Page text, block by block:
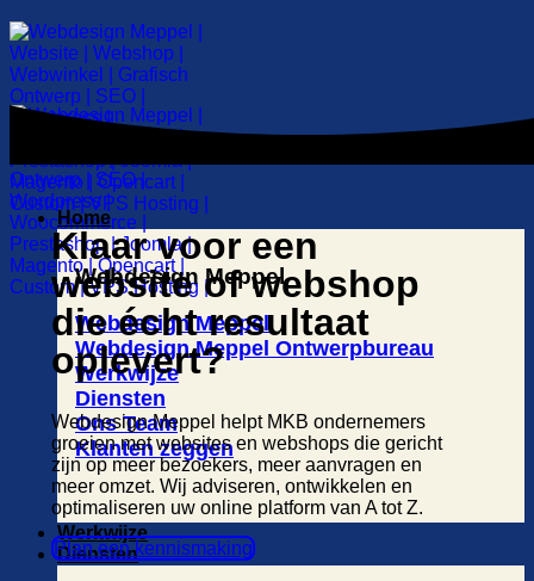
Home
Webdesign Meppel
Webdesign Meppel
Webdesign Meppel Ontwerpbureau
Werkwijze
Diensten
Ons Team
Klanten zeggen
Werkwijze
Diensten
Klaar voor een
website of webshop
die écht resultaat
oplevert?
Webdesign Meppel helpt MKB ondernemers
groeien met websites en webshops die gericht
zijn op meer bezoekers, meer aanvragen en
meer omzet. Wij adviseren, ontwikkelen en
optimaliseren uw online platform van A tot Z.
Plan een kennismaking